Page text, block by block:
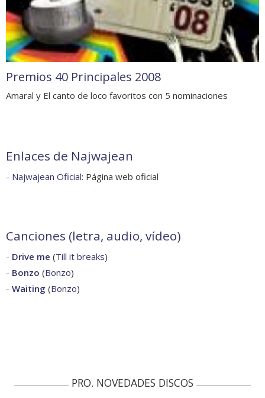
Premios 40 Principales 2008
Amaral y El canto de loco favoritos con 5 nominaciones
Enlaces de Najwajean
- Najwajean Oficial: Página web oficial
Canciones (letra, audio, vídeo)
- Drive me (Till it breaks)
- Bonzo (Bonzo)
- Waiting (Bonzo)
PRO. NOVEDADES DISCOS